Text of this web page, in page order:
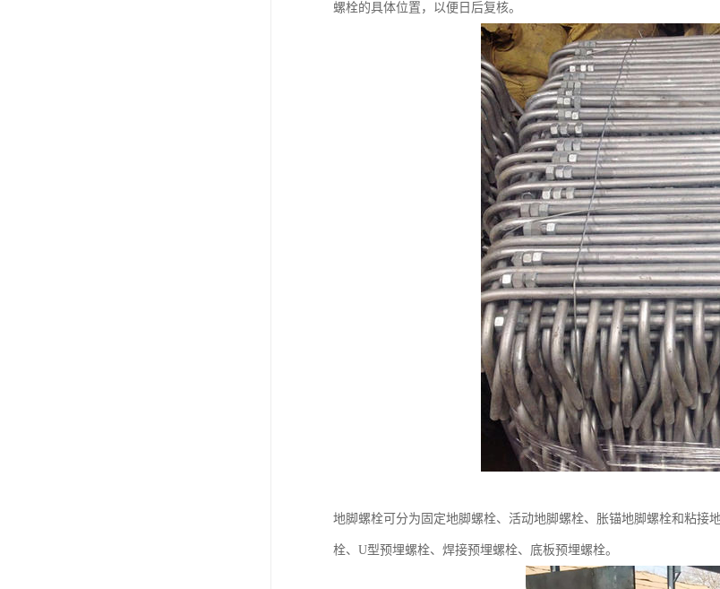
螺栓的具体位置，以便日后复核。
地脚螺栓可分为固定地脚螺栓、活动地脚螺栓、胀锚地脚螺栓和粘接
栓、U型预埋螺栓、焊接预埋螺栓、底板预埋螺栓。